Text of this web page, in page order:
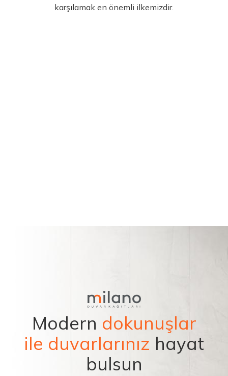
karşılamak en önemli ilkemizdir.
Modern dokunuşlar
ile duvarlarınız hayat
bulsun